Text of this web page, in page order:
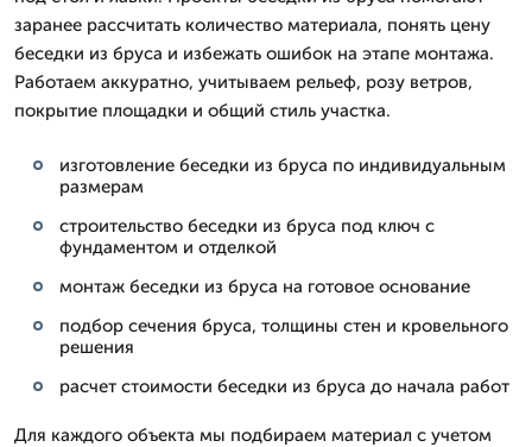
заранее рассчитать количество материала, понять цену
беседки из бруса и избежать ошибок на этапе монтажа.
Работаем аккуратно, учитываем рельеф, розу ветров,
покрытие площадки и общий стиль участка.
изготовление беседки из бруса по индивидуальным
размерам
строительство беседки из бруса под ключ с
фундаментом и отделкой
монтаж беседки из бруса на готовое основание
подбор сечения бруса, толщины стен и кровельного
решения
расчет стоимости беседки из бруса до начала работ
Для каждого объекта мы подбираем материал с учетом